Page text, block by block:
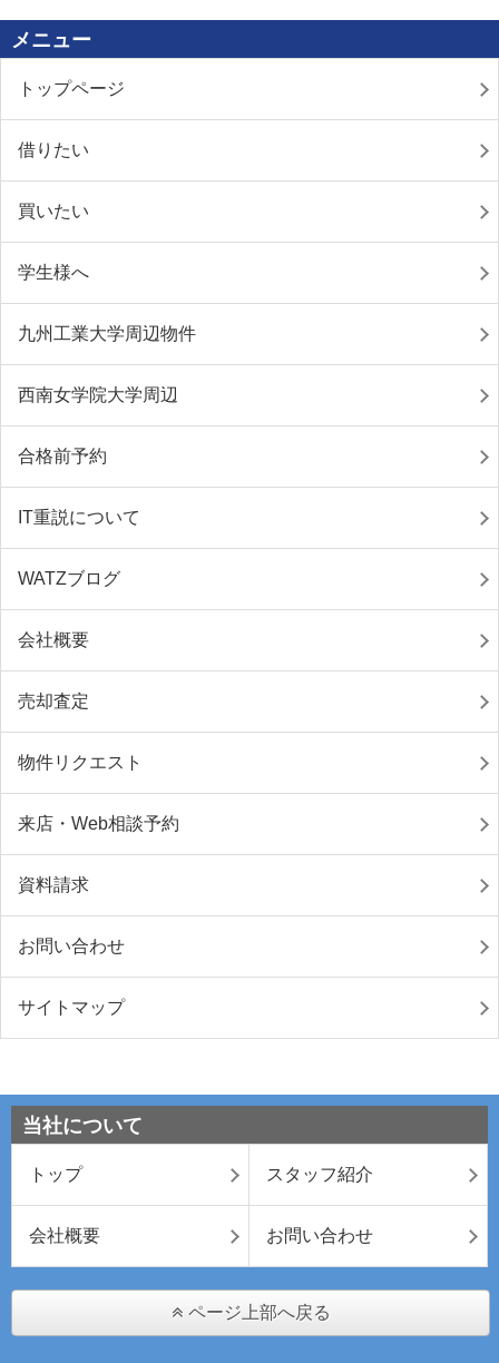
メニュー
トップページ
借りたい
買いたい
学生様へ
九州工業大学周辺物件
西南女学院大学周辺
合格前予約
IT重説について
WATZブログ
会社概要
売却査定
物件リクエスト
来店・Web相談予約
資料請求
お問い合わせ
サイトマップ
当社について
トップ スタッフ紹介
会社概要 お問い合わせ
ページ上部へ戻る